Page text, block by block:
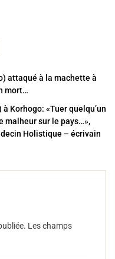
attaqué à la machette à
mort…
Korhogo: «Tuer quelqu’un
malheur sur le pays…»,
Holistique – écrivain
Les champs